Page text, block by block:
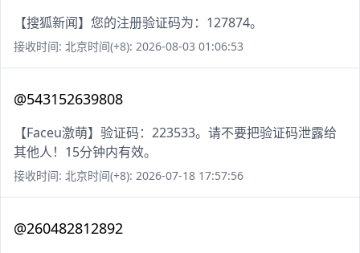
【搜狐新闻】您的注册验证码为：127874。
接收时间: 北京时间(+8): 2026-08-03 01:06:53
@543152639808
【Faceu激萌】验证码：223533。请不要把验证码泄露给
其他人！15分钟内有效。
接收时间: 北京时间(+8): 2026-07-18 17:57:56
@260482812892